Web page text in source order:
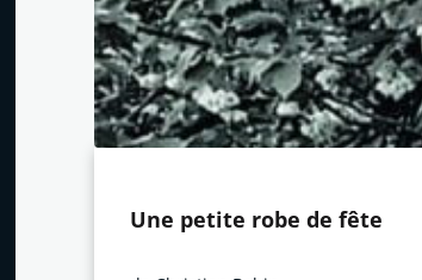
Une petite robe de fête